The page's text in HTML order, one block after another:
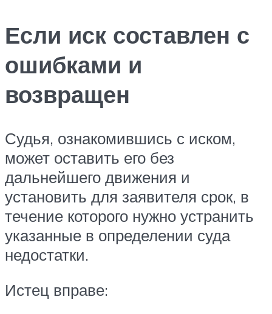
Если иск составлен с
ошибками и
возвращен
Судья, ознакомившись с иском,
может оставить его без
дальнейшего движения и
установить для заявителя срок, в
течение которого нужно устранить
указанные в определении суда
недостатки.
Истец вправе: